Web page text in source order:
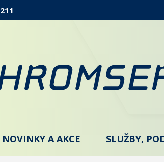
NOVINKY A AKCE SLUŽBY,